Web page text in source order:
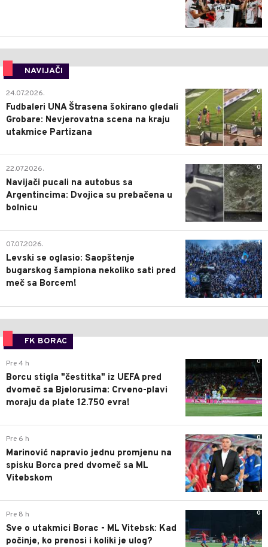
NAVIJAČI
0
24.07.2026.
Fudbaleri UNA Štrasena šokirano gledali
Grobare: Nevjerovatna scena na kraju
utakmice Partizana
0
22.07.2026.
Navijači pucali na autobus sa
Argentincima: Dvojica su prebačena u
bolnicu
1
07.07.2026.
Levski se oglasio: Saopštenje
bugarskog šampiona nekoliko sati pred
meč sa Borcem!
FK BORAC
0
Pre 4 h
Borcu stigla "čestitka" iz UEFA pred
dvomeč sa Bjelorusima: Crveno-plavi
moraju da plate 12.750 evra!
0
Pre 6 h
Marinović napravio jednu promjenu na
spisku Borca pred dvomeč sa ML
Vitebskom
0
Pre 8 h
Sve o utakmici Borac - ML Vitebsk: Kad
počinje, ko prenosi i koliki je ulog?